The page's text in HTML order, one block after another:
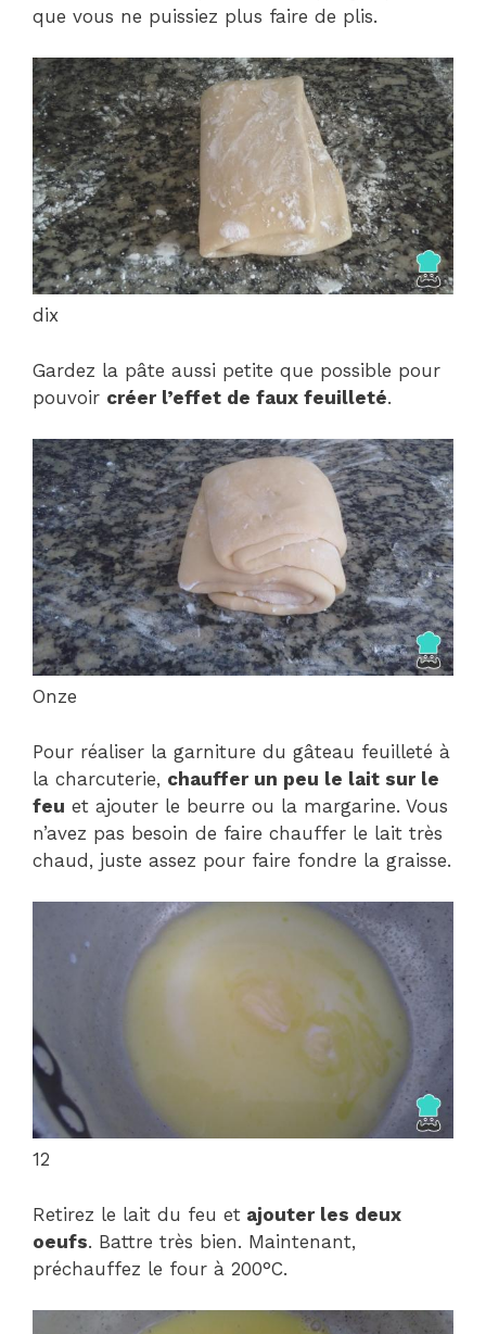
que vous ne puissiez plus faire de plis.
dix
Gardez la pâte aussi petite que possible pour
pouvoir créer l’effet de faux feuilleté.
Onze
Pour réaliser la garniture du gâteau feuilleté à
la charcuterie, chauffer un peu le lait sur le
feu et ajouter le beurre ou la margarine. Vous
n’avez pas besoin de faire chauffer le lait très
chaud, juste assez pour faire fondre la graisse.
12
Retirez le lait du feu et ajouter les deux
oeufs. Battre très bien. Maintenant,
préchauffez le four à 200°C.